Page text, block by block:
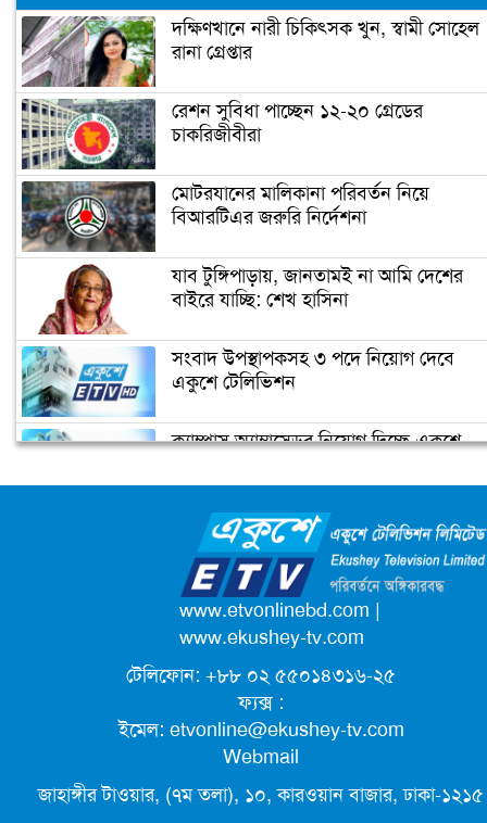
প্রধানমন্ত্রী আজ উদ্বোধন করবেন গোলাম
অবস্থান (ভিডিও)
উদযাপনে আমন্ত্রণ
ভিডিও দেখুন
জোরেশোরে চলছে এলিভেটেড
নির্মাণ কাজ
প্রধানমন্ত্রীর চাচী শেখ রাজিয়া নাসের আর
দক্ষিণখানে নারী চিকিৎসক খুন, স্বামী সোহেল
রানা গ্রেপ্তার
রেশন সুবিধা পাচ্ছেন ১২-২০ গ্রেডের
চাকরিজীবীরা
মোটরযানের মালিকানা পরিবর্তন নিয়ে
বিআরটিএর জরুরি নির্দেশনা
যাব টুঙ্গিপাড়ায়, জানতামই না আমি দেশের
বাইরে যাচ্ছি: শেখ হাসিনা
সংবাদ উপস্থাপকসহ ৩ পদে নিয়োগ দেবে
একুশে টেলিভিশন
ক্যাম্পাস অ্যাম্বাসেডর নিয়োগ দিচ্ছে একুশে
জাতিসংঘের পরবর্তী মহাসচিব পদে
আলোচনায় ড. ইউনূস
পদোন্নতি পেয়ে সচিব হলেন ২ কর্মকর্তা
লিগ্যাল এইডের মাধ্যমে সন্তান ফিরে পেল
সেই কিশোরী মা জুঁই
জেট ফুয়েলের দাম কমলো লিটারে ১৯ টাকা
www.etvonlinebd.com |
www.ekushey-tv.com
টেলিফোন: +৮৮ ০২ ৫৫০১৪৩১৬-২৫
ফ্যক্স :
ইমেল: etvonline@ekushey-tv.com
Webmail
জাহাঙ্গীর টাওয়ার, (৭ম তলা), ১০, কারওয়ান বাজার, ঢাকা-১২১৫